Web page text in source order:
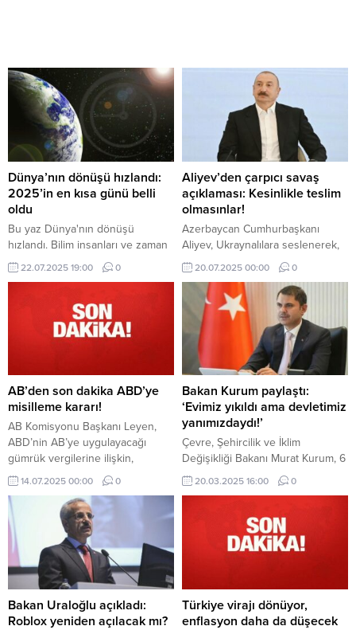
Dünya’nın dönüşü hızlandı:
2025’in en kısa günü belli
oldu
Bu yaz Dünya'nın dönüşü
hızlandı. Bilim insanları ve zaman
ölçüm sistemleri bu küçük ama
kritik değişimi dikkatle takip
çok az daha kısa sürdüğü
belirlendi. İşte 2025'in en kısa
22.07.2025 19:00 0
Aliyev’den çarpıcı savaş
açıklaması: Kesinlikle teslim
olmasınlar!
Azerbaycan Cumhurbaşkanı
Aliyev, Ukraynalılara seslenerek,
"Hiçbir zaman işgali
kabullenmeyin. Ukraynalılar teslim
olmamalı ve toprak
bütünlüklerinin ihlalini asla kabul
etmemeliler" tavsiyesinde
bulundu.
20.07.2025 00:00 0
AB’den son dakika ABD’ye
misilleme kararı!
AB Komisyonu Başkanı Leyen,
ABD’nin AB’ye uygulayacağı
gümrük vergilerine ilişkin,
"Misilleme tedbirlerinin askıda
kalma süresini ağustos başına
kadar uzatacağız. Aynı zamanda
yeni misilleme tedbirleri
hazırlamaya da devam edeceğiz"
dedi.
14.07.2025 00:00 0
Bakan Kurum paylaştı:
‘Evimiz yıkıldı ama devletimiz
yanımızdaydı!’
Çevre, Şehircilik ve İklim
Değişikliği Bakanı Murat Kurum, 6
Şubat 2023'teki Kahramanmaraş
merkezli depremlerden sonra
konutlarına taşınan İnce çiftinin
görüntülerini paylaştı.
20.03.2025 16:00 0
Bakan Uraloğlu açıkladı:
Roblox yeniden açılacak mı?
Türkiye virajı dönüyor,
enflasyon daha da düşecek